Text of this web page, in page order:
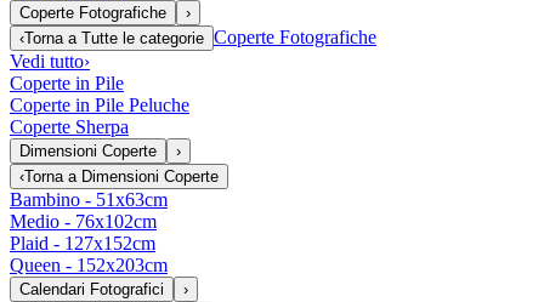
Coperte Fotografiche
›
‹Torna a Tutte le categorie Coperte Fotografiche
Vedi tutto›
Coperte in Pile
Coperte in Pile Peluche
Coperte Sherpa
Dimensioni Coperte
›
‹Torna a Dimensioni Coperte
Bambino - 51x63cm
Medio - 76x102cm
Plaid - 127x152cm
Queen - 152x203cm
Calendari Fotografici
›